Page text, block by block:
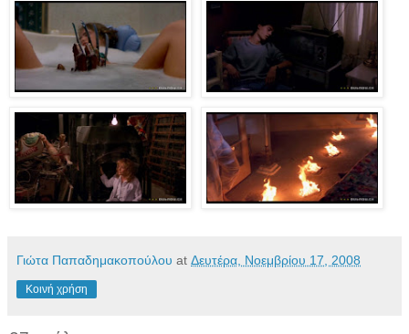
Γιώτα Παπαδημακοπούλου at Δευτέρα, Νοεμβρίου 17, 2008
Κοινή χρήση